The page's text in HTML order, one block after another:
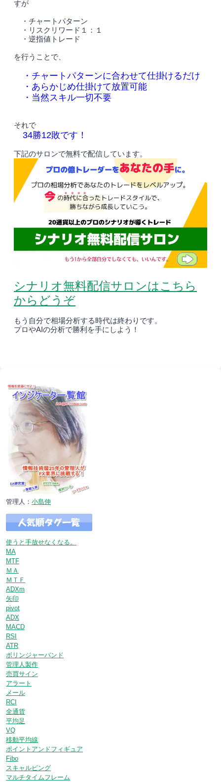
すが
・チャートパターン
・リスクリワード１：１
・逆指値トレード
を行うことで、
・チャートパターンに合わせて仕掛けるだけ
・あらかじめ仕掛けて放置可能
・当然スキル一切不要
それで
34勝12敗です！
下記のサロンで無料で配信しています。
シナリオ無料配信サロンはこちら
からどうぞ
もう自分で相場分析する時代は終わりです。
プロやAIの分析で勝利を手にしよう！
管理人： 小島伸
使うと手放せなくなる。
MA
MTF
ＭＡ
ＭＴＦ
ADXm
矢印
pivot
ADX
MACD
RSI
ATR
ボリンジャーバンド
管理人製作
売買サイン
アラート
メール
RCI
全通貨
平均足
VQ
移動平均線
ポイントアンドフィギュア
Fibo
スキャルピング
マルチタイムフレーム